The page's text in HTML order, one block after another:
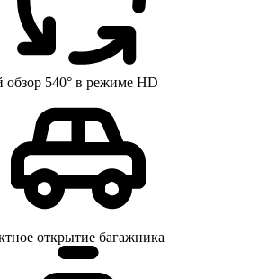
обзор 540° в режиме HD
открытие багажника